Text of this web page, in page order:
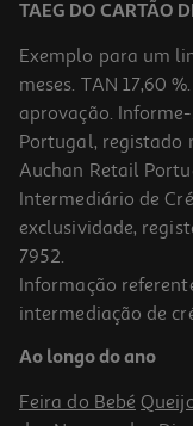
Ração Cão Medium
8 €/Kg
23,99 €
TAEG DO CARTÃO
Exemplo para um
meses. TAN 17,60
aprovação.
Portugal, registado
Auchan Retail
Intermediário de
exclusividade,
7952.
Informação
intermediação de
Ao longo do ano
Feira do Bebé